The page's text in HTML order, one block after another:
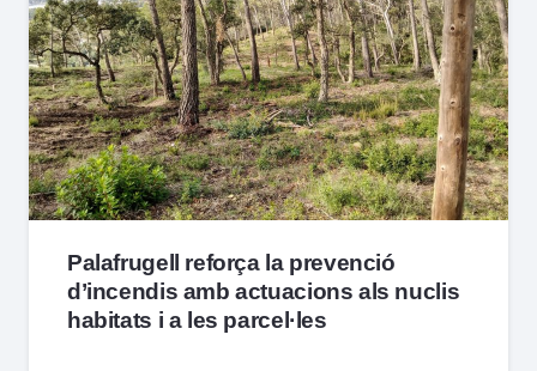
Palafrugell reforça la prevenció
d’incendis amb actuacions als nuclis
habitats i a les parcel·les